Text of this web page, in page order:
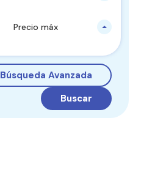
Precio máx
Búsqueda Avanzada
Buscar